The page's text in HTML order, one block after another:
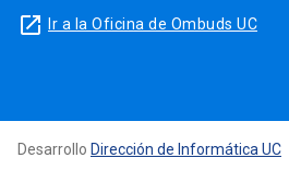
launch Ir a la Oficina de Ombuds UC
Desarrollo Dirección de Informática UC